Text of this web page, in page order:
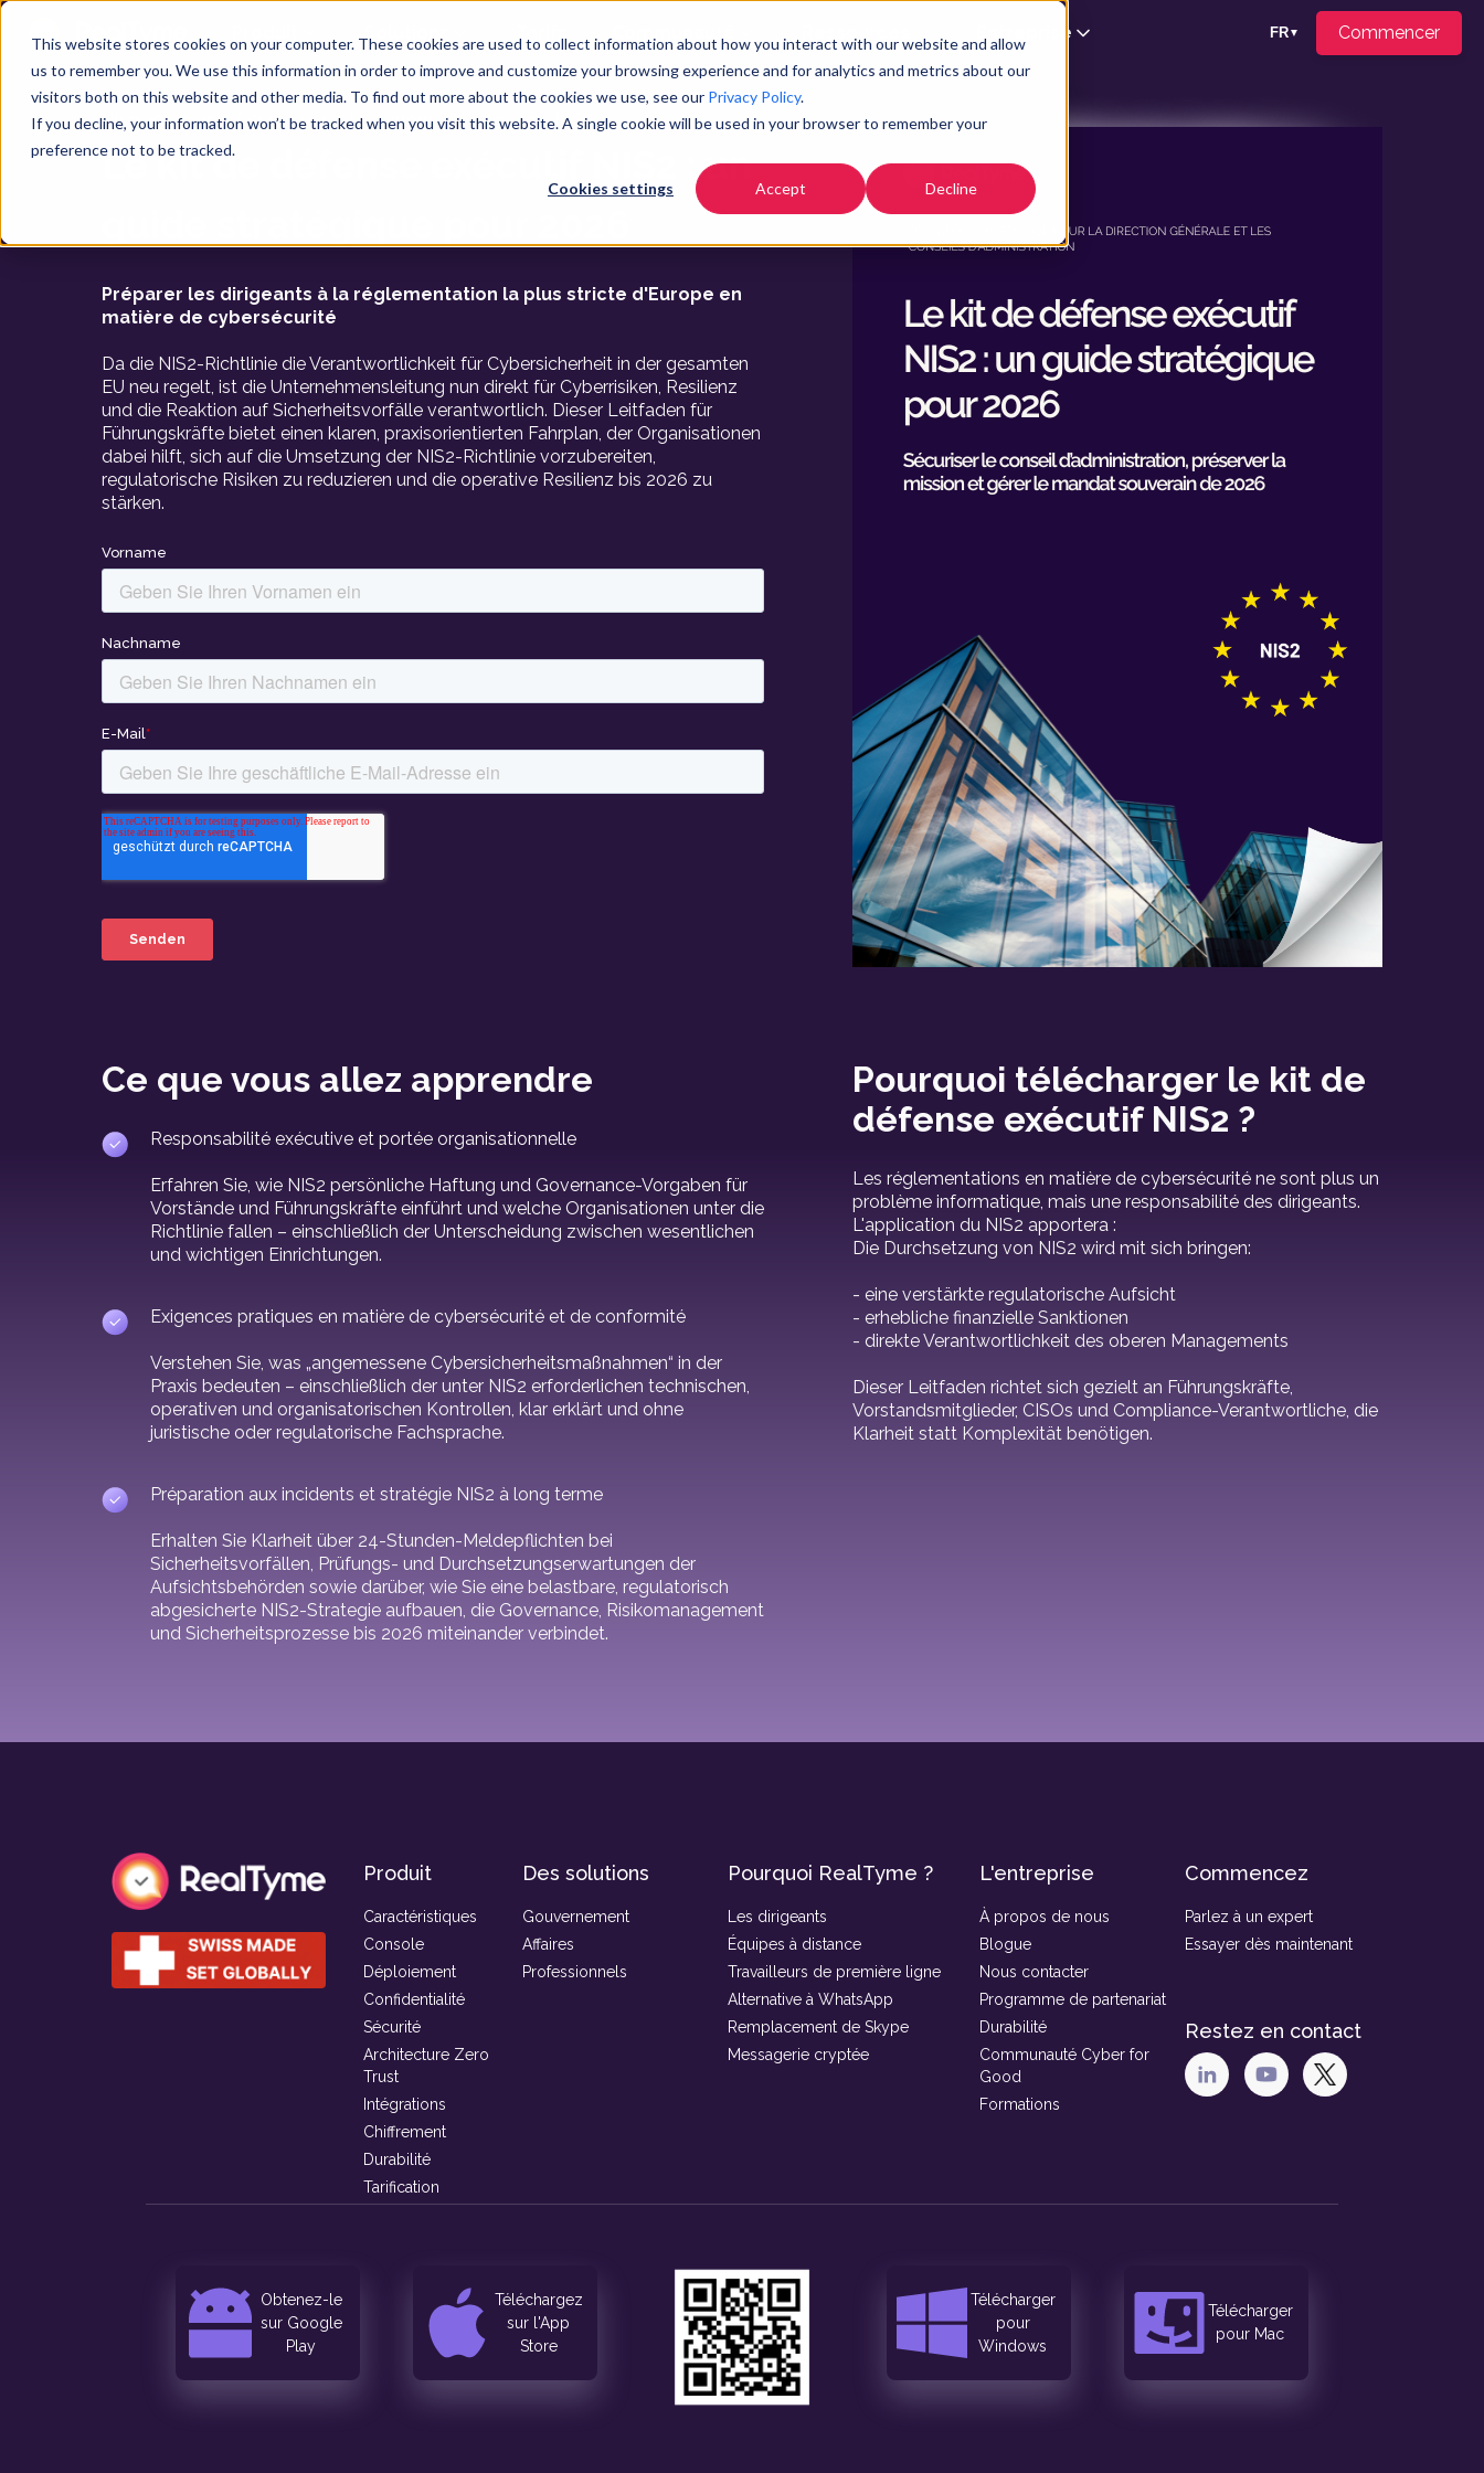
This website stores cookies on your computer. These cookies are used to collect information about how you interact with our website and allow
us to remember you. We use this information in order to improve and customize your browsing experience and for analytics and metrics about our
visitors both on this website and other media. To find out more about the cookies we use, see our Privacy Policy.
If you decline, your information won’t be tracked when you visit this website. A single cookie will be used in your browser to remember your
preference not to be tracked.
Cookies settings Accept Decline
Entreprise FR▼ Commencer
Un guide exécutif complet sur la conformité à la norme NIS2
Le kit de défense exécutif NIS2 : un
Préparer les dirigeants à la réglementation la plus stricte d'Europe en
matière de cybersécurité
Da die NIS2-Richtlinie die Verantwortlichkeit für Cybersicherheit in der gesamten
EU neu regelt, ist die Unternehmensleitung nun direkt für Cyberrisiken, Resilienz
und die Reaktion auf Sicherheitsvorfälle verantwortlich. Dieser Leitfaden für
Führungskräfte bietet einen klaren, praxisorientierten Fahrplan, der Organisationen
dabei hilft, sich auf die Umsetzung der NIS2-Richtlinie vorzubereiten,
regulatorische Risiken zu reduzieren und die operative Resilienz bis 2026 zu
stärken.
Ce que vous allez apprendre
Responsabilité exécutive et portée organisationnelle
Erfahren Sie, wie NIS2 persönliche Haftung und Governance-Vorgaben für
Vorstände und Führungskräfte einführt und welche Organisationen unter die
Richtlinie fallen – einschließlich der Unterscheidung zwischen wesentlichen
und wichtigen Einrichtungen.
Exigences pratiques en matière de cybersécurité et de conformité
Verstehen Sie, was „angemessene Cybersicherheitsmaßnahmen“ in der
Praxis bedeuten – einschließlich der unter NIS2 erforderlichen technischen,
operativen und organisatorischen Kontrollen, klar erklärt und ohne
juristische oder regulatorische Fachsprache.
Préparation aux incidents et stratégie NIS2 à long terme
Erhalten Sie Klarheit über 24-Stunden-Meldepflichten bei
Sicherheitsvorfällen, Prüfungs- und Durchsetzungserwartungen der
Aufsichtsbehörden sowie darüber, wie Sie eine belastbare, regulatorisch
abgesicherte NIS2-Strategie aufbauen, die Governance, Risikomanagement
und Sicherheitsprozesse bis 2026 miteinander verbindet.
Pourquoi télécharger le kit de
défense exécutif NIS2 ?
Les réglementations en matière de cybersécurité ne sont plus un
problème informatique, mais une responsabilité des dirigeants.
L'application du NIS2 apportera :
Die Durchsetzung von NIS2 wird mit sich bringen:
- eine verstärkte regulatorische Aufsicht
- erhebliche finanzielle Sanktionen
- direkte Verantwortlichkeit des oberen Managements
Dieser Leitfaden richtet sich gezielt an Führungskräfte,
Vorstandsmitglieder, CISOs und Compliance-Verantwortliche, die
Klarheit statt Komplexität benötigen.
Produit
Caractéristiques
Console
Déploiement
Confidentialité
Sécurité
Architecture Zero
Trust
Intégrations
Chiffrement
Durabilité
Tarification
Des solutions
Gouvernement
Affaires
Professionnels
Pourquoi RealTyme ?
Les dirigeants
Équipes à distance
Travailleurs de première ligne
Alternative à WhatsApp
Remplacement de Skype
Messagerie cryptée
L'entreprise
À propos de nous
Blogue
Nous contacter
Programme de partenariat
Durabilité
Communauté Cyber for
Good
Formations
Commencez
Parlez à un expert
Essayer dès maintenant
Restez en contact
Obtenez-le
sur Google
Play
Téléchargez
sur l'App
Store
Télécharger
pour
Windows
Télécharger
pour Mac